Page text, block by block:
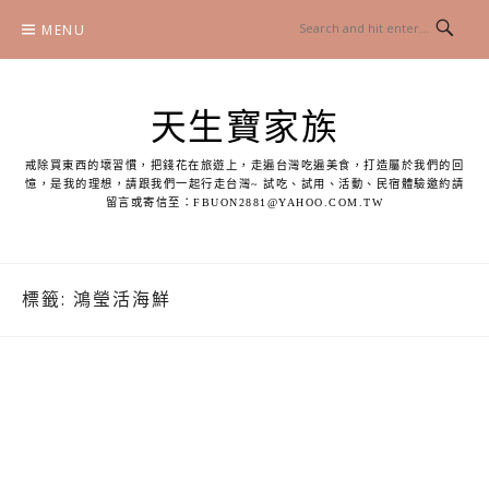
content
MENU
天生寶家族
戒除買東西的壞習慣，把錢花在旅遊上，走遍台灣吃遍美食，打造屬於我們的回
憶，是我的理想，請跟我們一起行走台灣~ 試吃、試用、活動、民宿體驗邀約請
留言或寄信至：FBUON2881@YAHOO.COM.TW
標籤: 鴻瑩活海鮮